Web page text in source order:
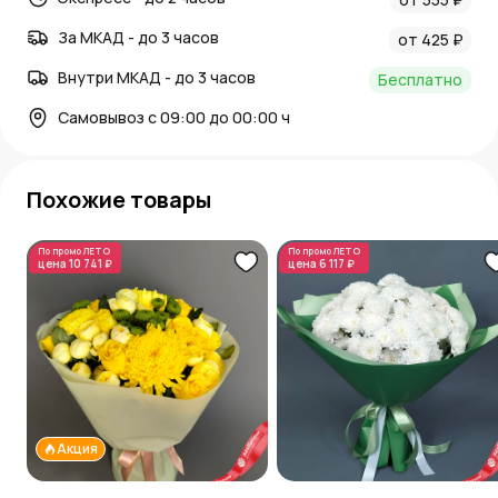
За МКАД - до 3 часов
от 425 ₽
Внутри МКАД - до 3 часов
Бесплатно
Самовывоз с 09:00 до 00:00 ч
Похожие товары
По промоЛЕТО
цена 10 741 ₽
Акция
По промоЛЕТО
цена 6 117 ₽